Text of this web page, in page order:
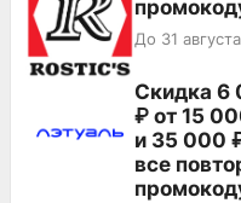
До 31
Скидка 6
₽ от 15
и 35 000
все